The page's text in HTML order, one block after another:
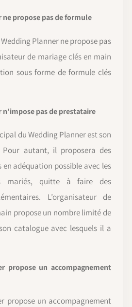
ne propose pas de formule
Planner ne propose pas
de mariage clés en main
sous forme de formule clés
n’impose pas de prestataire
du Wedding Planner est son
Pour autant, il proposera des
adéquation possible avec les
mariés, quitte à faire des
L’organisateur de
propose un nombre limité de
catalogue avec lesquels il a
propose un accompagnement
propose un accompagnement